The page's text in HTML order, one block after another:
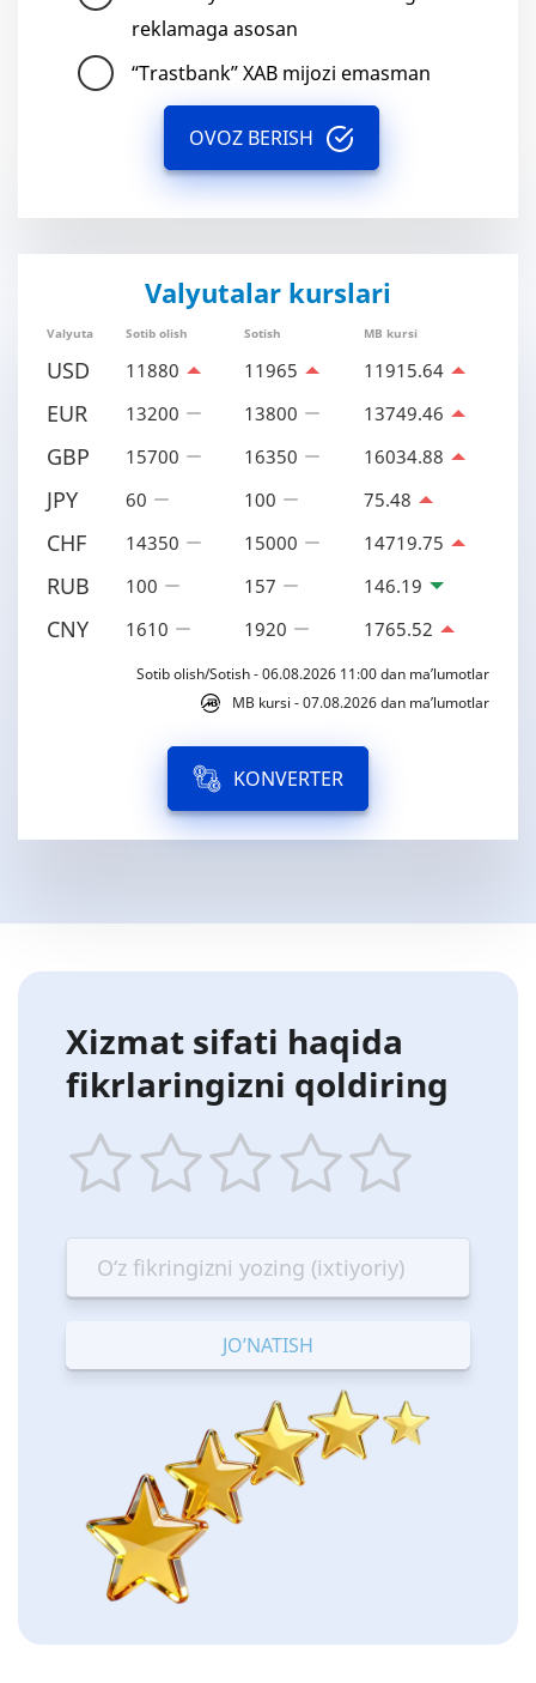
reklamaga asosan
“Trastbank” XAB mijozi emasman
OVOZ BERISH
Valyutalar kurslari
Valyuta Sotib olish Sotish MB kursi
USD 11880 11965 11915.64
EUR 13200 13800 13749.46
GBP 15700 16350 16034.88
JPY 60 100 75.48
CHF 14350 15000 14719.75
RUB 100 157 146.19
CNY 1610 1920 1765.52
Sotib olish/Sotish - 06.08.2026 11:00 dan ma’lumotlar
MB kursi - 07.08.2026 dan ma’lumotlar
KONVERTER
Xizmat sifati haqida
fikrlaringizni qoldiring
star
Terrible
stars
—
Bad
stars
—
OK
stars
—
Good
stars
—
Excellent